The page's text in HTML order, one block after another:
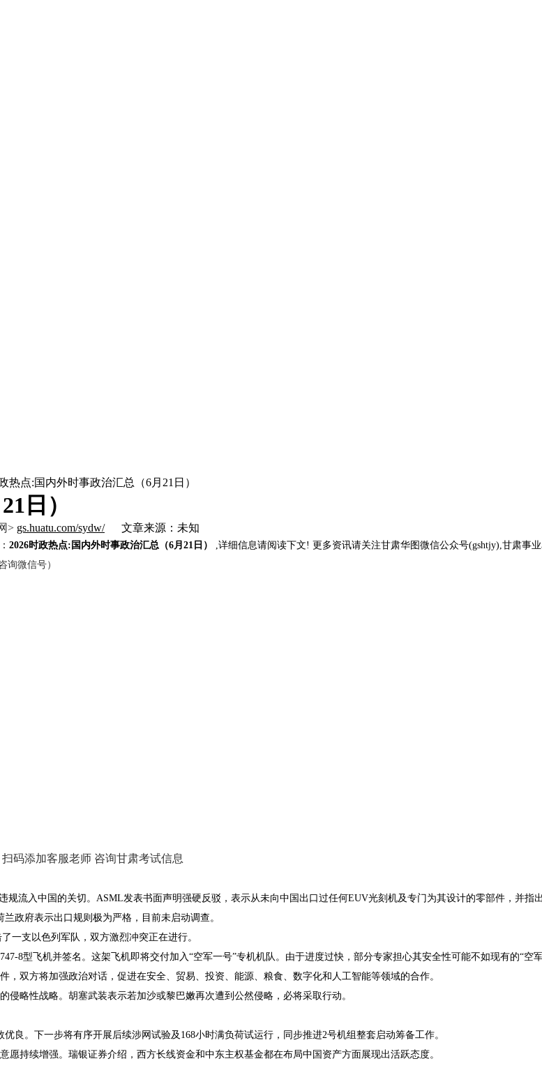
热点:国内外时事政治汇总（6月21日）
日）
> gs.huatu.com/sydw/ 文章来源：未知
2026时政热点:国内外时事政治汇总（6月21日）
,详细信息请阅读下文! 更多资讯请关注甘肃华图微信公众号(gshtjy),甘肃事
询微信号）
扫码添加客服老师 咨询甘肃考试信息
入中国的关切。ASML发表书面声明强硬反驳，表示从未向中国出口过任何EUV光刻机及专门为其设计的零部件，并指
政府表示出口规则极为严格，目前未启动调查。
支以色列军队，双方激烈冲突正在进行。
型飞机并签名。这架飞机即将交付加入“空军一号”专机机队。由于进度过快，部分专家担心其安全性可能不如现有的“空
方将加强政治对话，促进在安全、贸易、投资、能源、粮食、数字化和人工智能等领域的合作。
略性战略。胡塞武装表示若加沙或黎巴嫩再次遭到公然侵略，必将采取行动。
。下一步将有序开展后续涉网试验及168小时满负荷试运行，同步推进2号机组整套启动筹备工作。
续增强。瑞银证券介绍，西方长线资金和中东主权基金都在布局中国资产方面展现出活跃态度。